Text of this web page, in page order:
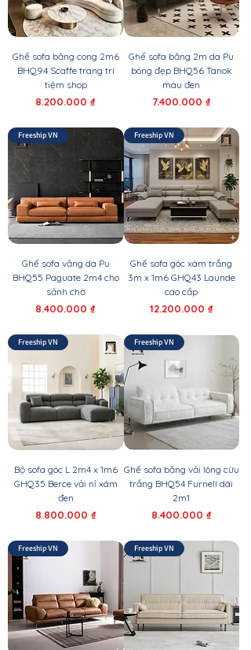
Ghế sofa băng cong 2m6
BHQ94 Scaffe trang trí
tiệm shop
Giá
8.200.000 ₫
Ghế sofa băng 2m da Pu
bóng đẹp BHQ56 Tanok
màu đen
Giá
7.400.000 ₫
Freeship VN
Ghế sofa văng da Pu
BHQ55 Paguate 2m4 cho
sảnh chờ
Giá
8.400.000 ₫
Freeship VN
Ghế sofa góc xám trắng
3m x 1m6 GHQ43 Launde
cao cấp
Giá
12.200.000 ₫
Freeship VN
Bộ sofa góc L 2m4 x 1m6
GHQ35 Berce vải nỉ xám
đen
Giá
8.800.000 ₫
Freeship VN
Ghế sofa băng vải lông cừu
trắng BHQ54 Furnell dài
2m1
Giá
8.400.000 ₫
Freeship VN Freeship VN